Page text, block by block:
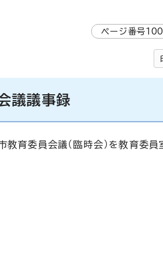
ページ番号
議議事録
育委員会議（臨時会）を教育委員